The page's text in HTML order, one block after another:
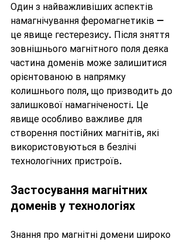
Один з найважливіших аспектів
намагнічування феромагнетиків —
це явище гестерезису. Після зняття
зовнішнього магнітного поля деяка
частина доменів може залишитися
орієнтованою в напрямку
колишнього поля, що призводить до
залишкової намагніченості. Це
явище особливо важливе для
створення постійних магнітів, які
використовуються в безлічі
технологічних пристроїв.
Застосування магнітних
доменів у технологіях
Знання про магнітні домени широко